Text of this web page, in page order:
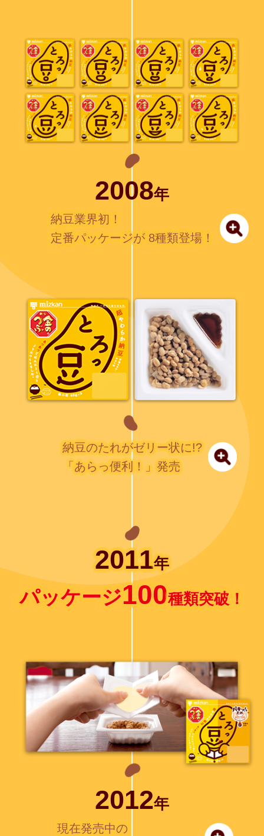
2008年
納豆業界初！
定番パッケージが 8種類登場！
納豆のたれがゼリー状に!?
「あらっ便利！」発売
2011年
パッケージ100種類突破！
2012年
現在発売中の